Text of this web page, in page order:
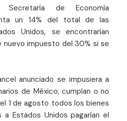
de Economía
un 14% del total de las
Unidos, se encontrarían
nuevo impuesto del 30% si se
anunciado se impusiera a
de México, cumplan o no
1 de agosto todos los bienes
Estados Unidos pagarían el